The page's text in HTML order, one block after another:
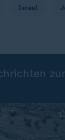
Israel